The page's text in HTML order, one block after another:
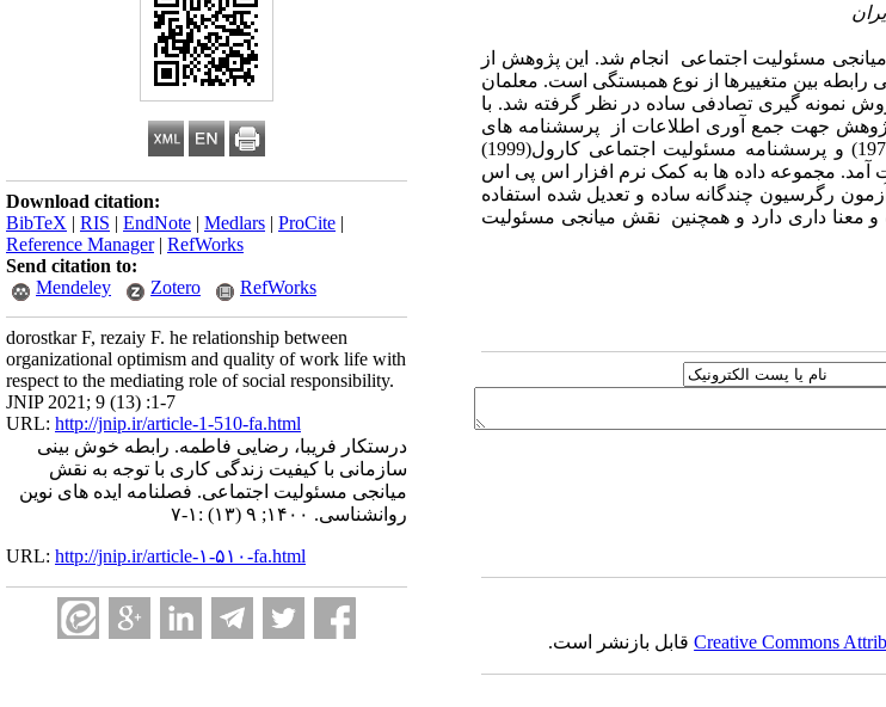
Download citation:
BibTeX | RIS | EndNote | Medlars | ProCite |
Reference Manager| RefWorks
Send citation to:
Mendeley
Zotero RefWorks
dorostkar F, rezaiy F. he relationship between
organizational optimism and quality of work life with
respect to the mediating role of social responsibility.
JNIP 2021; 9 (13) :1-7
URL: http://jnip.ir/article-1-510-fa.html
درستکار فریبا، رضایی فاطمه. رابطه خوش بینی
سازمانی با کیفیت زندگی کاری با توجه به نقش
میانجی مسئولیت اجتماعی. فصلنامه ایده های نوین
روانشناسی. ۱۴۰۰; ۹ (۱۳) :۱-۷
URL: http://jnip.ir/article-۱-۵۱۰-fa.html
مسئولیت اجتماعی انجام شد. این پژوهش از
بین متغییرها از نوع همبستگی است. معلمان
نمونه گیری تصادفی ساده در نظر گرفته شد. با
و تعداد 336 نفر انتخاب گردید. در این پژوهش جهت جمع آوری اطلاعات از پرسشنامه های
خوش بینی سازمانی کامرون و همکاران (2004)، پرسشنامه کیفیت زندگی کاری والتون (1973) و پرسشنامه مسئولیت اجتماعی کارول(1999)
ضریب آلفای کرونباخ برای پرسشنامه ها، به ترتیب 89/0، 85/0 و 86/0 بدست آمد. مجموعه داده ها به کمک نرم افزار اس پی اس
آزمون رگرسیون چندگانه ساده و تعدیل شده استفاده
معنا داری دارد و همچنین نقش میانجی مسئولیت
Creative Commonsقابل بازنشر است.